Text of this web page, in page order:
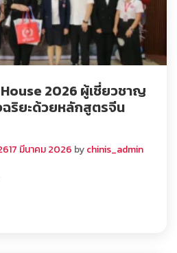
2026 ผู้เชี่ยวชาญ
ฉริยะด้วยหลักสูตรจีน
17 มีนาคม 2026 bychinis_admin